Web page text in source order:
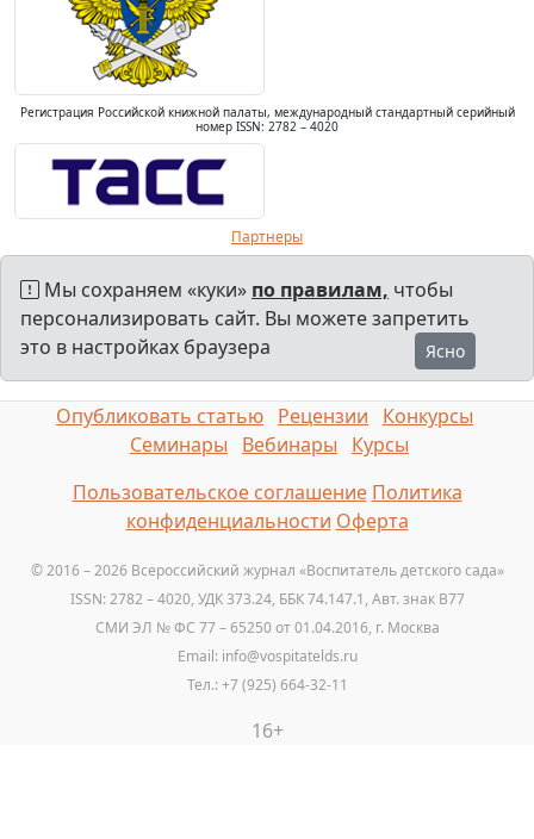
Регистрация Российской книжной палаты, международный стандартный серийный
номер ISSN: 2782 – 4020
Партнеры
Мы сохраняем «куки» по правилам, чтобы
персонализировать сайт. Вы можете запретить
это в настройках браузера
Ясно
Опубликовать статью Рецензии
Конкурсы
Семинары
Вебинары
Курсы
Пользовательское соглашение Политика
конфиденциальности Оферта
© 2016 – 2026 Всероссийский журнал «Воспитатель детского сада»
ISSN: 2782 – 4020, УДК 373.24, ББК 74.147.1, Авт. знак B77
СМИ ЭЛ № ФС 77 – 65250 от 01.04.2016, г. Москва
Email: info@vospitatelds.ru
Тел.: +7 (925) 664-32-11
16+